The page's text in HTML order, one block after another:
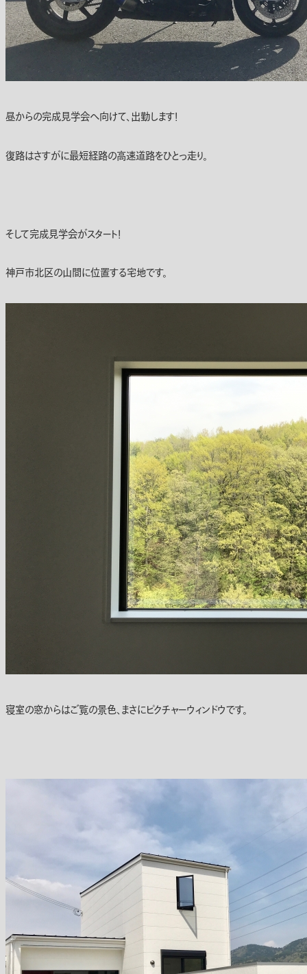
昼からの完成見学会へ向けて、出勤します！
復路はさすがに最短経路の高速道路をひとっ走り。
そして完成見学会がスタート！
神戸市北区の山間に位置する宅地です。
寝室の窓からはご覧の景色、まさにピクチャーウィンドウです。